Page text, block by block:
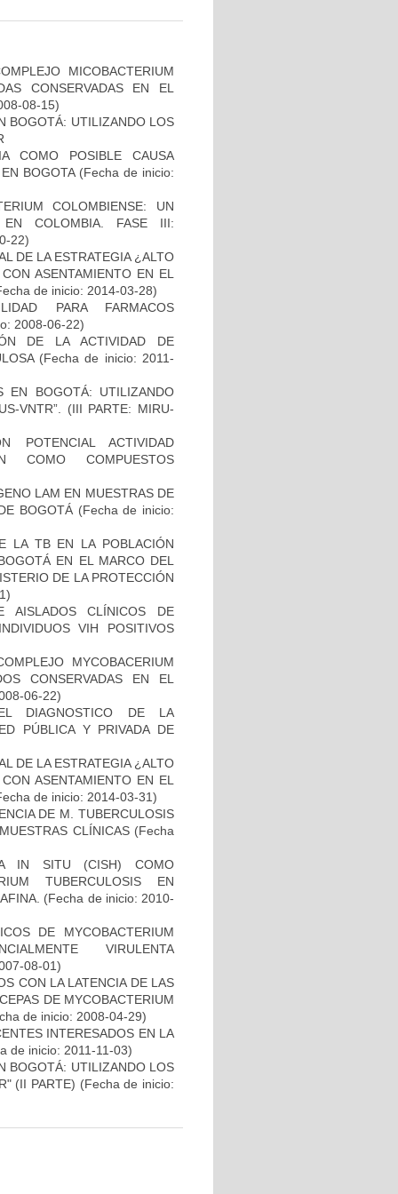
MICOBACTERIUM
CONSERVADAS EN EL
08-15)
BOGOTÁ: UTILIZANDO LOS
COMO POSIBLE CAUSA
BOGOTA(Fecha de inicio:
COLOMBIENSE: UN
EN COLOMBIA. FASE III:
22)
DE LA ESTRATEGIA ¿ALTO
ASENTAMIENTO EN EL
de inicio: 2014-03-28)
PARA FARMACOS
2008-06-22)
DE LA ACTIVIDAD DE
(Fecha de inicio: 2011-
EN BOGOTÁ: UTILIZANDO
VNTR”. (III PARTE: MIRU-
POTENCIAL ACTIVIDAD
COMO COMPUESTOS
LAM EN MUESTRAS DE
BOGOTÁ(Fecha de inicio:
LA TB EN LA POBLACIÓN
EN EL MARCO DEL
DE LA PROTECCIÓN
AISLADOS CLÍNICOS DE
VIH POSITIVOS
MYCOBACERIUM
CONSERVADAS EN EL
06-22)
DIAGNOSTICO DE LA
PÚBLICA Y PRIVADA DE
DE LA ESTRATEGIA ¿ALTO
ASENTAMIENTO EN EL
de inicio: 2014-03-31)
DE M. TUBERCULOSIS
CLÍNICAS (Fecha
IN SITU (CISH) COMO
TUBERCULOSIS EN
(Fecha de inicio: 2010-
DE MYCOBACTERIUM
VIRULENTA
08-01)
CON LA LATENCIA DE LAS
DE MYCOBACTERIUM
de inicio: 2008-04-29)
INTERESADOS EN LA
de inicio: 2011-11-03)
BOGOTÁ: UTILIZANDO LOS
(II PARTE) (Fecha de inicio: